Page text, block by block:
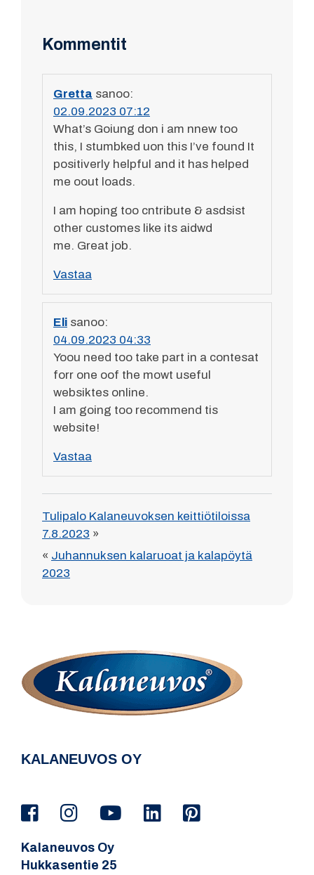
Kommentit
Gretta sanoo:
02.09.2023 07:12
What’s Goiung don i am nnew too
this, I stumbked uon this I’ve found It
positiverly helpful and it has helped
me oout loads.
I am hoping too cntribute & asdsist
other customes like its aidwd
me. Great job.
Vastaa
Eli sanoo:
04.09.2023 04:33
Yoou need too take part in a contesat
forr one oof the mowt useful
websiktes online.
I am going too recommend tis
website!
Vastaa
Tulipalo Kalaneuvoksen keittiötiloissa
7.8.2023 »
« Juhannuksen kalaruoat ja kalapöytä
2023
KALANEUVOS OY
Kalaneuvos Oy
Hukkasentie 25